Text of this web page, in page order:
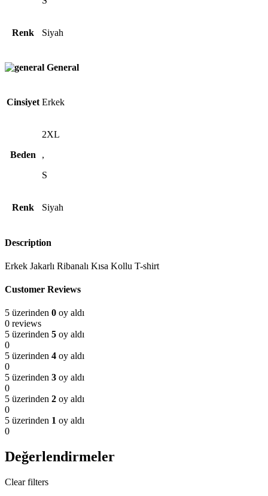
Renk Siyah
General
Cinsiyet Erkek
Beden
2XL
,
S
Renk Siyah
Description
Erkek Jakarlı Ribanalı Kısa Kollu T-shirt
Customer Reviews
5 üzerinden 0 oy aldı
0 reviews
5 üzerinden 5 oy aldı
0
5 üzerinden 4 oy aldı
0
5 üzerinden 3 oy aldı
0
5 üzerinden 2 oy aldı
0
5 üzerinden 1 oy aldı
0
Değerlendirmeler
Clear filters